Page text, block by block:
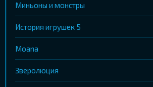
Миньоны и монстры
История игрушек 5
Moana
Зверолюция